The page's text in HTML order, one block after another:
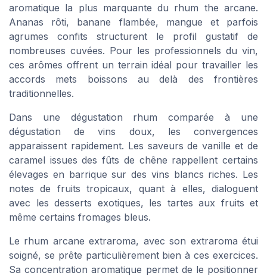
aromatique la plus marquante du rhum the arcane.
Ananas rôti, banane flambée, mangue et parfois
agrumes confits structurent le profil gustatif de
nombreuses cuvées. Pour les professionnels du vin,
ces arômes offrent un terrain idéal pour travailler les
accords mets boissons au delà des frontières
traditionnelles.
Dans une dégustation rhum comparée à une
dégustation de vins doux, les convergences
apparaissent rapidement. Les saveurs de vanille et de
caramel issues des fûts de chêne rappellent certains
élevages en barrique sur des vins blancs riches. Les
notes de fruits tropicaux, quant à elles, dialoguent
avec les desserts exotiques, les tartes aux fruits et
même certains fromages bleus.
Le rhum arcane extraroma, avec son extraroma étui
soigné, se prête particulièrement bien à ces exercices.
Sa concentration aromatique permet de le positionner